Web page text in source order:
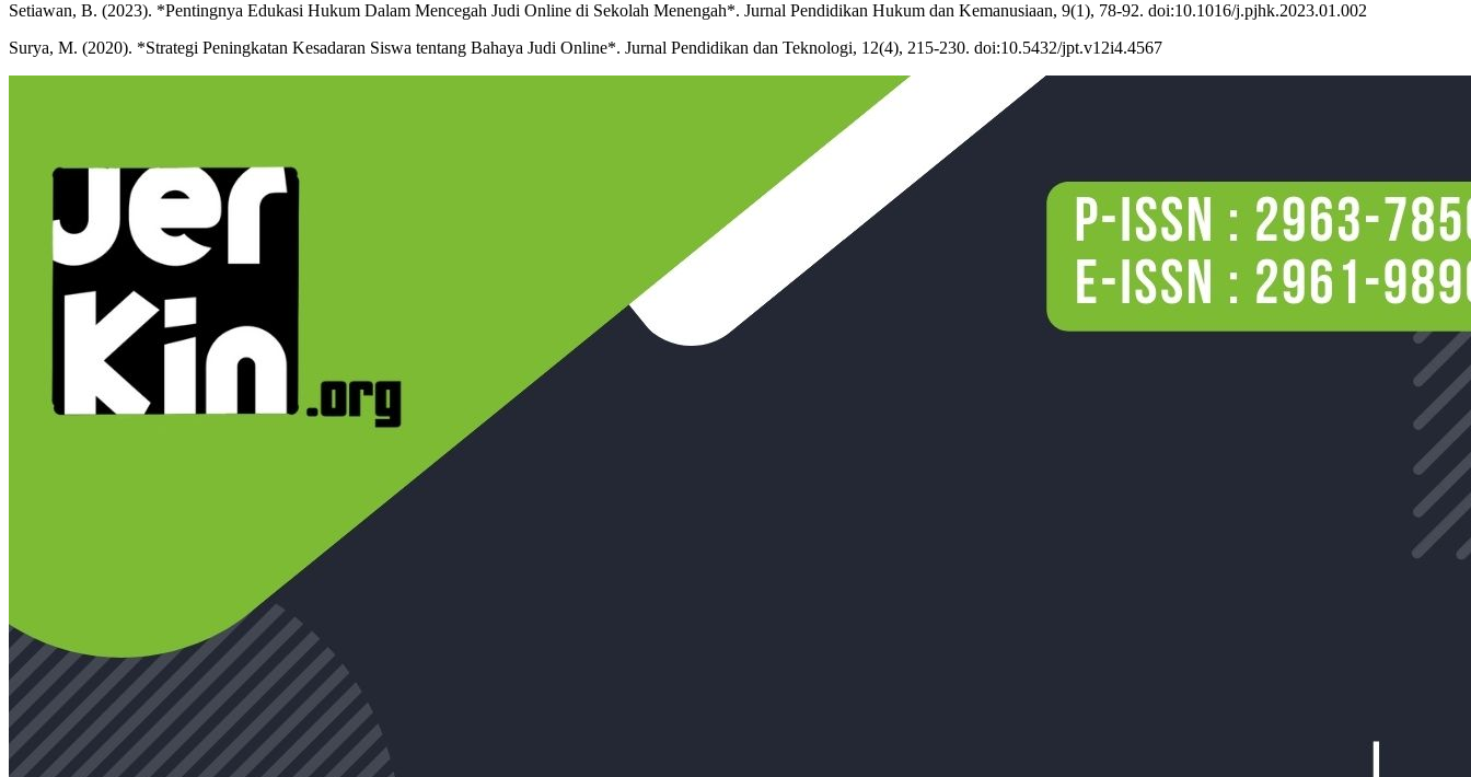
Setiawan, B. (2023). *Pentingnya Edukasi Hukum Dalam Mencegah Judi Online di Sekolah Menengah*. Jurnal Pendidikan Hukum dan Kemanusiaan, 9(1), 78-92. doi:10.1016/j.pjhk.2023.01.002
Surya, M. (2020). *Strategi Peningkatan Kesadaran Siswa tentang Bahaya Judi Online*. Jurnal Pendidikan dan Teknologi, 12(4), 215-230. doi:10.5432/jpt.v12i4.4567